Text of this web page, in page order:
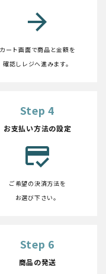
arrow_forward
カート画面で商品と金額を
確認しレジへ進みます。
Step 4
お支払い方法の設定
credit_score
ご希望の決済方法を
お選び下さい。
Step 6
商品の発送